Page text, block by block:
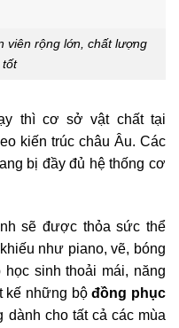
viên rộng lớn, chất lượng
tốt
thì cơ sở vật chất tại
kiến trúc châu Âu. Các
bị đầy đủ hệ thống cơ
sẽ được thỏa sức thể
như piano, vẽ, bóng
sinh thoải mái, năng
kế những bộđồng phục
dành cho tất cả các mùa